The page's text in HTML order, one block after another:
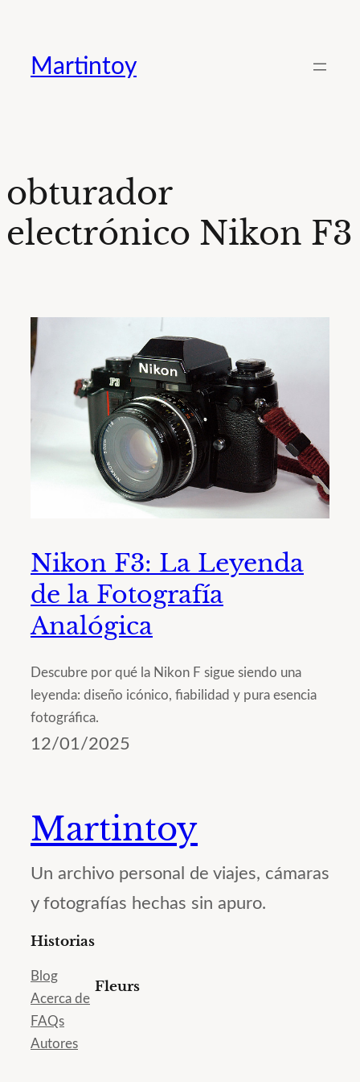
contenido
Martintoy
obturador
electrónico Nikon F3
Nikon F3: La Leyenda
de la Fotografía
Analógica
Descubre por qué la Nikon F sigue siendo una
leyenda: diseño icónico, fiabilidad y pura esencia
fotográfica.
12/01/2025
Martintoy
Un archivo personal de viajes, cámaras
y fotografías hechas sin apuro.
Historias
Blog
Acerca de
FAQs
Autores
Fleurs